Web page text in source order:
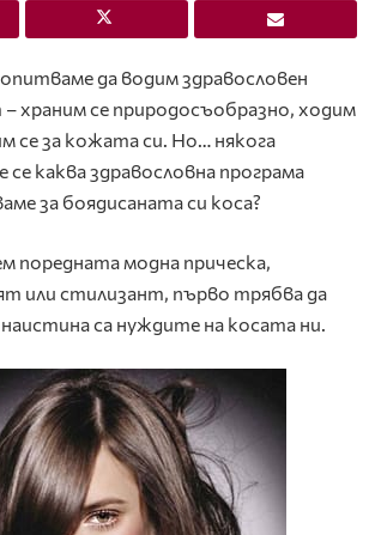
да водим здравословен
храним се природосъобразно, ходим
се за кожата си. Но… някога
се каква здравословна програма
за боядисаната си коса?
поредната модна прическа,
или стилизант, първо трябва да
са нуждите на косата ни.